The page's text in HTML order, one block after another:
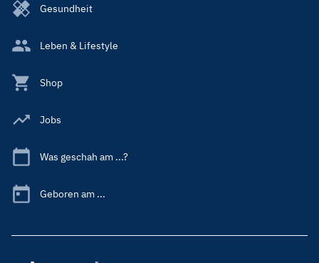
Gesundheit
Leben & Lifestyle
Shop
Jobs
Was geschah am ...?
Geboren am ...